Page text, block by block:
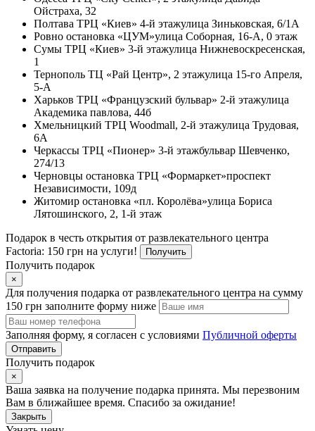
Ойстраха, 32
Полтава ТРЦ «Киев» 4-й этажулица Зиньковская, 6/1А
Ровно остановка «ЦУМ»улица Соборная, 16-А, 0 этаж
Сумы ТРЦ «Киев» 3-й этажулица Нижневоскресенская,
1
Тернополь ТЦ «Рай Центр», 2 этажулица 15-го Апреля,
5-А
Харьков ТРЦ «Французский бульвар» 2-й этажулица
Академика павлова, 44б
Хмельницкий ТРЦ Woodmall, 2-й этажулица Трудовая,
6А
Черкассы ТРЦ «Пионер» 3-й этажбульвар Шевченко,
274/13
Черновцы остановка ТРЦ «Формаркет»проспект
Независимости, 109д
Житомир остановка «пл. Королёва»улица Бориса
Лятошинского, 2, 1-й этаж
Подарок в честь открытия от развлекательного центра
Factoria: 150 грн на услуги!
Получить
Получить подарок
×
Для получения подарка от развлекательного центра на сумму
150 грн заполните форму ниже
Заполняя форму, я согласен с условиями Публичной оферты
Отправить
Получить подарок
×
Ваша заявка на получение подарка принята. Мы перезвоним
Вам в ближайшее время. Спасибо за ожидание!
Закрыть